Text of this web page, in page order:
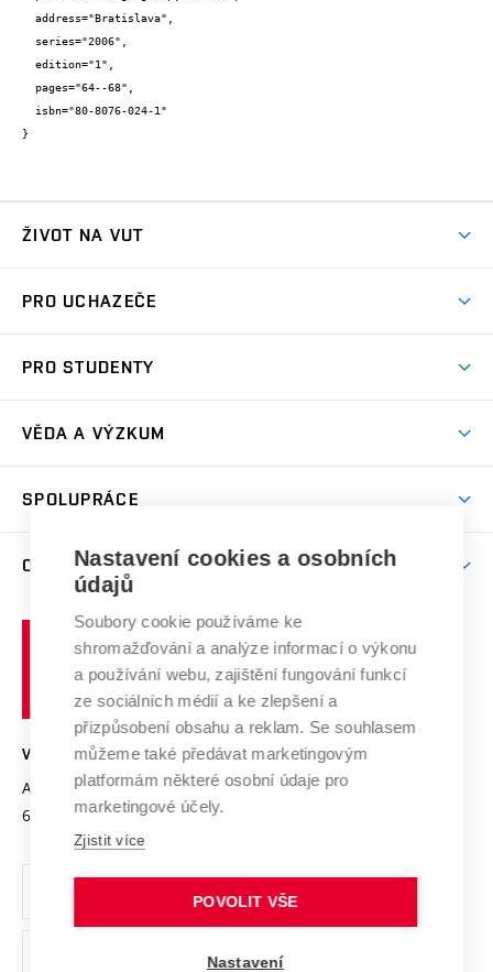
}
ŽIVOT NA VUT
Koleje
Sport na VUT
PRO UCHAZEČE
Dny otevřených dveří
Celoživotní vzdělávání
E-přihláška
PRO STUDENTY
Harmonogram akademického roku
Závěrečné práce
Doktorské studium
Zpracování osobních údajů studentů
Sociální bezpečí
Studium bez bariér
Podpora podnikání
VĚDA A VÝZKUM
Mezinárodní vědecká rada
Systém zajišťování kvality výzkumu
Výzkumné infrastruktury
Transfer znalostí
Open Science
Projekty
Projekty ze strukturálních fondů
Specifický výzkum
SPOLUPRÁCE
Firemní spolupráce
Zahraniční spolupráce
Spolupráce se školami
Mezinárodní dohody
Univerzitní sítě
O UNIVERZITĚ
Profil univerzity
Udržitelná univerzita
Podnikavá univerzita / ContriBUTe
Bezpečná univerzita
Vyznamenání
Organizační struktura
Ochrana osobních údajů
učení
technické
Brně
VYSOKÉ UČENÍ TECHNICKÉ V BRNĚ
Antonínská 548/1
602 00 Brno
www.vut.cz
vut@vutbr.cz
Nastavení cookies a osobních
údajů
Soubory cookie používáme ke
shromažďování a analýze informací o výkonu
a používání webu, zajištění fungování funkcí
ze sociálních médií a ke zlepšení a
přizpůsobení obsahu a reklam. Se souhlasem
můžeme také předávat marketingovým
platformám některé osobní údaje pro
marketingové účely.
Zjistit více
POVOLIT VŠE
Nastavení